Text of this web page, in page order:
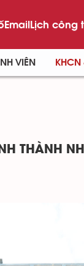
EmailLịch công
VIÊN
THÀNH